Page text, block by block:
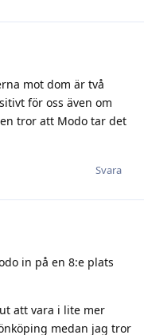
mot dom är två
för oss även om
tror att Modo tar det
Svara
in på en 8:e plats
att vara i lite mer
medan jag tror